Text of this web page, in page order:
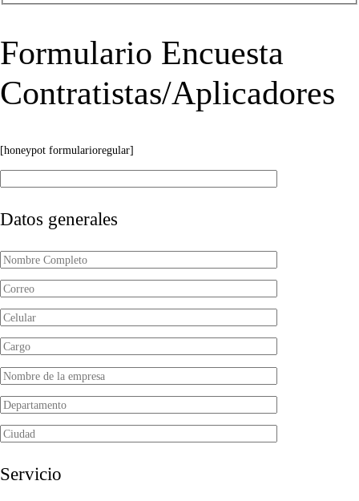
Formulario Encuesta
Contratistas/Aplicadores
[honeypot formularioregular]
Datos generales
Servicio